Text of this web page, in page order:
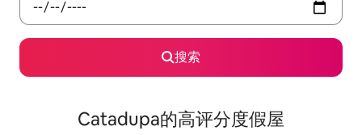
搜索
Catadupa的高评分度假屋